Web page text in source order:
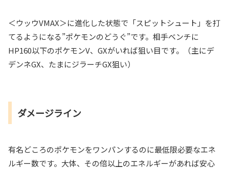
＜ウッウVMAX＞に進化した状態で「スピットシュート」を打
てるようになる”ポケモンのどうぐ”です。相手ベンチに
HP160以下のポケモンV、GXがいれば狙い目です。（主にデ
デンネGX、たまにジラーチGX狙い）
ダメージライン
有名どころのポケモンをワンパンするのに最低限必要なエネ
ルギー数です。大体、その倍以上のエネルギーがあれば安心